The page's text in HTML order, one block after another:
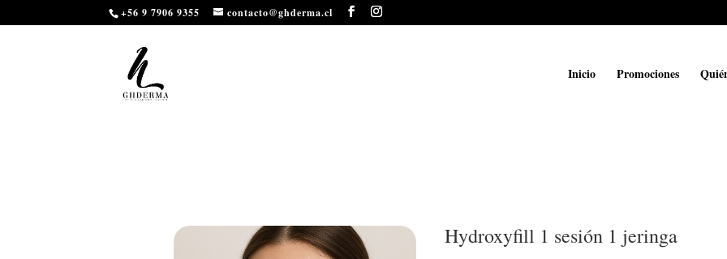
+56 9 7906 9355 contacto@ghderma.cl
Inicio Promociones
Hydroxyfill 1 sesión 1 jeringa